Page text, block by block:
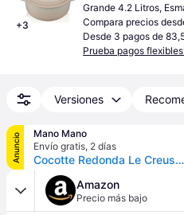
+3
Grande 4.2 Litros,
Compara precios
Desde 3 pagos de
Prueba pagos
Versiones
Anuncio
Mano Mano
Envío gratis, 2 días
Cocotte Redonda Le Creuset Evolution 24cm Hierro Fundido Merengue
Amazon
Precio más bajo